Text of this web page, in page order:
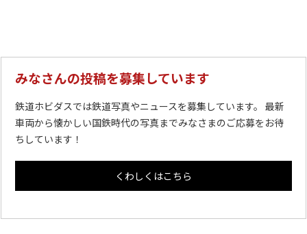
みなさんの投稿を募集しています
鉄道ホビダスでは鉄道写真やニュースを募集しています。 最新
車両から懐かしい国鉄時代の写真までみなさまのご応募をお待
ちしています！
くわしくはこちら